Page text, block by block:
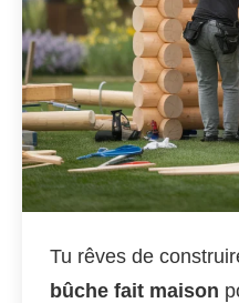
Tu rêves de
bûche fait maison